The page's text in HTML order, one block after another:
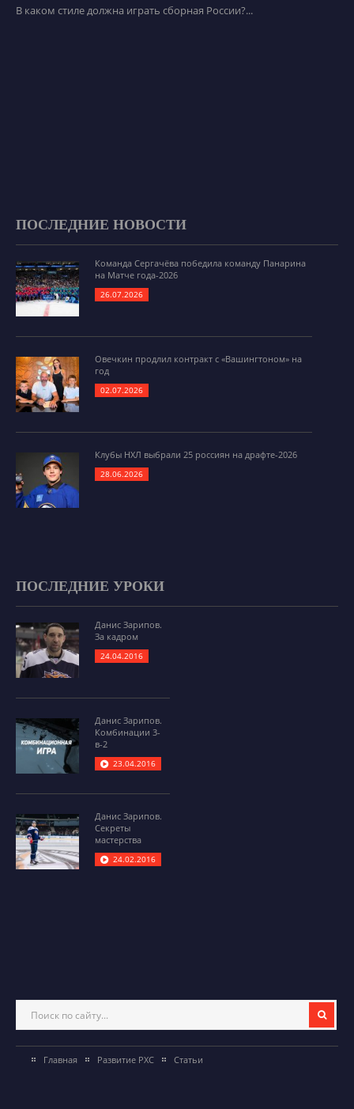
В каком стиле должна играть сборная России?...
ПОСЛЕДНИЕ НОВОСТИ
Команда Сергачёва победила команду Панарина
на Матче года-2026
26.07.2026
Овечкин продлил контракт с «Вашингтоном» на
год
02.07.2026
Клубы НХЛ выбрали 25 россиян на драфте-2026
28.06.2026
ПОСЛЕДНИЕ УРОКИ
Данис Зарипов.
За кадром
24.04.2016
Данис Зарипов.
Комбинации 3-
в-2
23.04.2016
Данис Зарипов.
Секреты
мастерства
24.02.2016
Главная Развитие РХС Статьи